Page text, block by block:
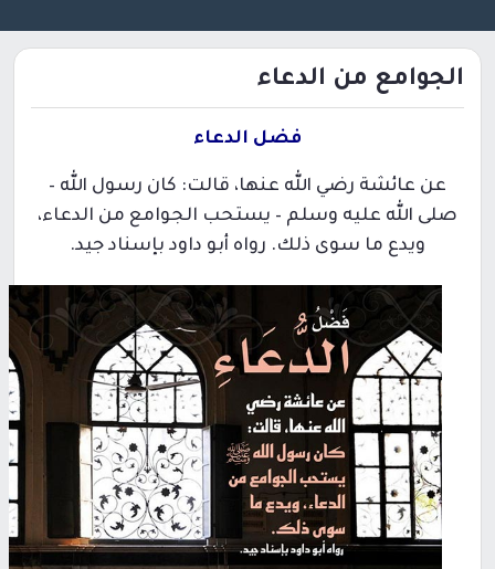
الجوامع من الدعاء
فضل الدعاء
عن عائشة رضي الله عنها، قالت: كان رسول الله –
صلى الله عليه وسلم – يستحب الجوامع من الدعاء،
ويدع ما سوى ذلك. رواه أبو داود بإسناد جيد.